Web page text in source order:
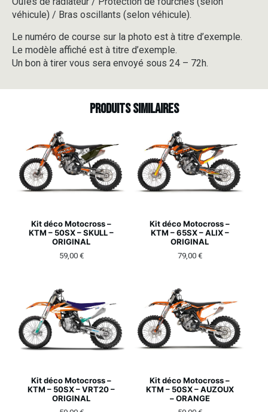
véhicule) / Bras oscillants (selon véhicule).
Le numéro de course sur la photo est à titre d’exemple.
Le modèle affiché est à titre d’exemple.
Un bon à tirer vous sera envoyé sous 24 – 72h.
Produits similaires
Kit déco Motocross –
KTM – 50SX – SKULL –
ORIGINAL
59,00 €
Kit déco Motocross –
KTM – 65SX – ALIX –
ORIGINAL
79,00 €
Kit déco Motocross –
KTM – 50SX – VRT20 –
ORIGINAL
Kit déco Motocross –
KTM – 50SX – AUZOUX
– ORANGE